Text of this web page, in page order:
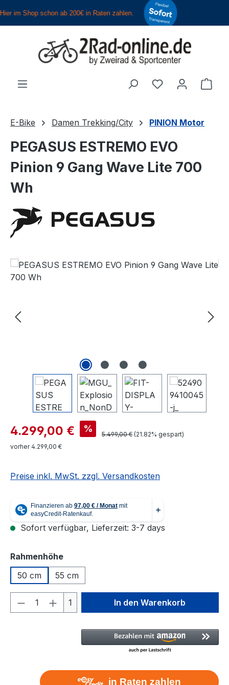
Zum Hauptinhalt springen
Du hast 0
E-Bike Damen Trekking/City PINION Motor
PEGASUS ESTREMO EVO
Pinion 9 Gang Wave Lite 700
Wh
Verkaufspreis:
4.299,00 € % Regulärer Preis:
5.499,00 € (21.82% gespart)
vorher 4.299,00 €
Preise inkl. MwSt. zzgl. Versandkosten
Sofort verfügbar, Lieferzeit: 3-7 days
Rahmenhöheauswählen
50 cm
55 cm
Produkt Anzahl: Gib den
1 In den Warenkorb